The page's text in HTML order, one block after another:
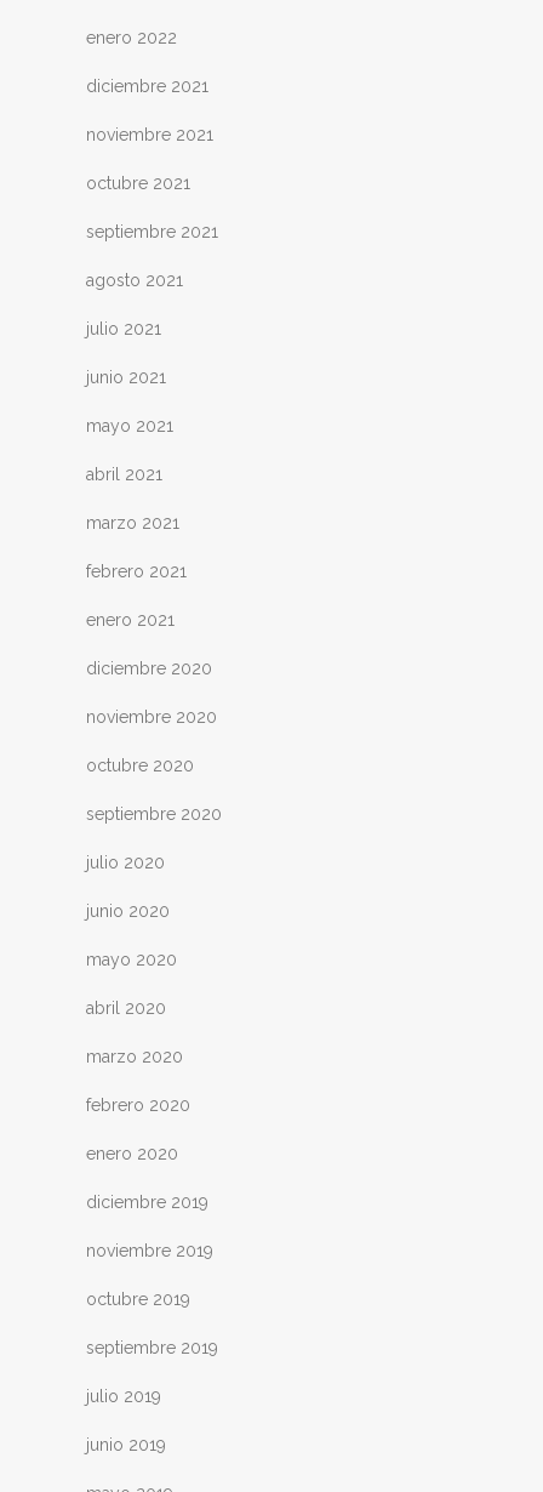
enero 2022
diciembre 2021
noviembre 2021
octubre 2021
septiembre 2021
agosto 2021
julio 2021
junio 2021
mayo 2021
abril 2021
marzo 2021
febrero 2021
enero 2021
diciembre 2020
noviembre 2020
octubre 2020
septiembre 2020
julio 2020
junio 2020
mayo 2020
abril 2020
marzo 2020
febrero 2020
enero 2020
diciembre 2019
noviembre 2019
octubre 2019
septiembre 2019
julio 2019
junio 2019